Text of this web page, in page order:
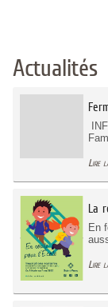
Actualités
Lire
La
En
Lire